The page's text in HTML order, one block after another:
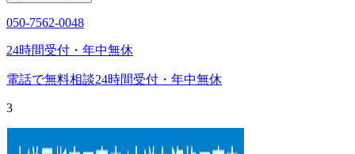
050-7562-0048
24時間受付・年中無休
電話で無料相談24時間受付・年中無休
3